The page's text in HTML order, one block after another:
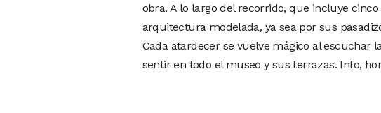
obra. A lo largo del recorrido, que incluye
arquitectura modelada, ya sea por sus
Cada atardecer se vuelve mágico al escuchar
sentir en todo el museo y sus terrazas. Info,